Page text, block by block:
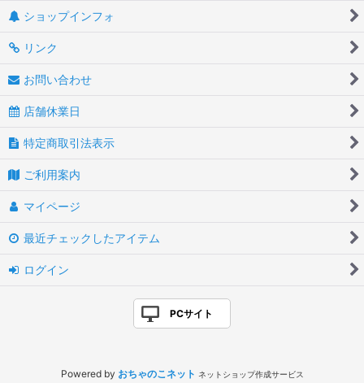
ショップインフォ
リンク
お問い合わせ
店舗休業日
特定商取引法表示
ご利用案内
マイページ
最近チェックしたアイテム
ログイン
PCサイト
Powered by おちゃのこネット ネットショップ作成サービス